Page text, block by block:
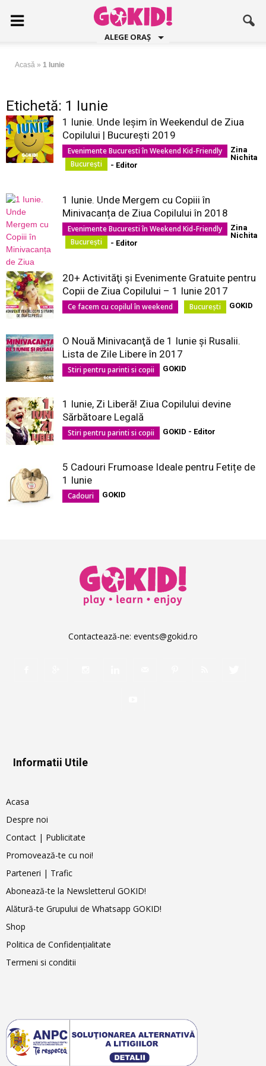
ALEGE ORAȘ
Acasă » 1 Iunie
Etichetă: 1 Iunie
1 Iunie. Unde Ieșim în Weekendul de Ziua
Copilului | București 2019
Evenimente Bucuresti în Weekend Kid-Friendly
București
Zina
Nichita
- Editor
1 Iunie. Unde Mergem cu Copiii în
Minivacanța de Ziua Copilului în 2018
Evenimente Bucuresti în Weekend Kid-Friendly
București
Zina
Nichita
- Editor
20+ Activităţi şi Evenimente Gratuite pentru
Copii de Ziua Copilului – 1 Iunie 2017
Ce facem cu copilul în weekend București GOKID
O Nouă Minivacanţă de 1 Iunie şi Rusalii.
Lista de Zile Libere în 2017
Stiri pentru parinti si copii GOKID
1 Iunie, Zi Liberă! Ziua Copilului devine
Sărbătoare Legală
Stiri pentru parinti si copii GOKID - Editor
5 Cadouri Frumoase Ideale pentru Fetițe de
1 Iunie
Cadouri GOKID
Contactează-ne: events@gokid.ro
Informatii Utile
Acasa
Despre noi
Contact | Publicitate
Promovează-te cu noi!
Parteneri | Trafic
Abonează-te la Newsletterul GOKID!
Alătură-te Grupului de Whatsapp GOKID!
Shop
Politica de Confidențialitate
Termeni si conditii